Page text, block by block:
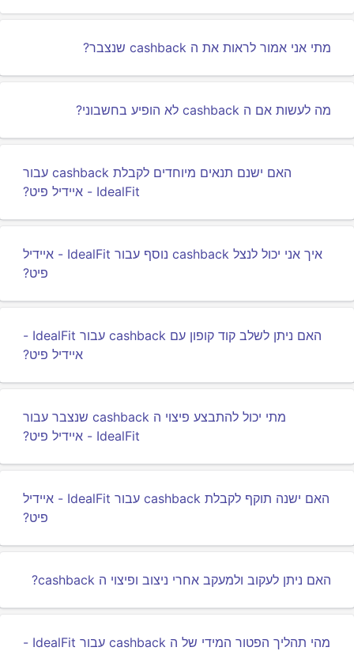
מתי אני אמור לראות את ה cashback שנצבר?
מה לעשות אם ה cashback לא הופיע בחשבוני?
האם ישנם תנאים מיוחדים לקבלת cashback עבור
IdealFit - איידיל פיט?
איך אני יכול לנצל cashback נוסף עבור IdealFit - איידיל
פיט?
האם ניתן לשלב קוד קופון עם cashback עבור IdealFit -
איידיל פיט?
מתי יכול להתבצע פיצוי ה cashback שנצבר עבור
IdealFit - איידיל פיט?
האם ישנה תוקף לקבלת cashback עבור IdealFit - איידיל
פיט?
האם ניתן לעקוב ולמעקב אחרי ניצוב ופיצוי ה cashback?
מהי תהליך הפטור המידי של ה cashback עבור IdealFit -